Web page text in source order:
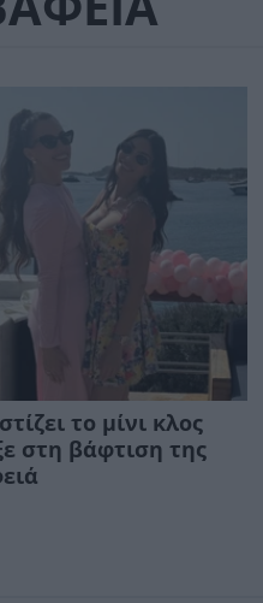
το μίνι κλος
στη βάφτιση της